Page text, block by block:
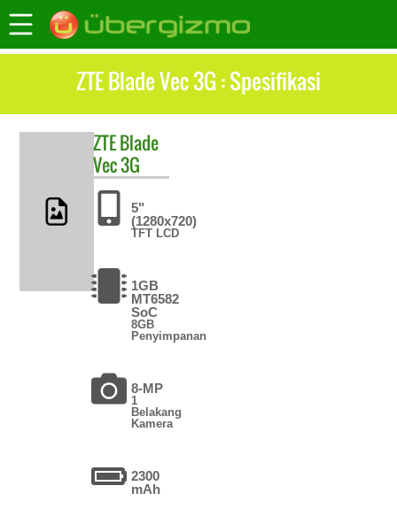
ZTE Blade Vec 3G : Spesifikasi
ZTEBlade
Vec 3G
5"
(1280x720)
TFT LCD
1GB
MT6582
SoC
8GB
Penyimpanan
8-MP
1
Belakang
Kamera
2300
mAh